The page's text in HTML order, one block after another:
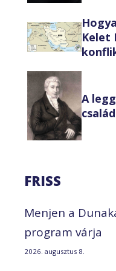
Kelet
A
FRISS
Menjen a
program várja
2026. augusztus 8.